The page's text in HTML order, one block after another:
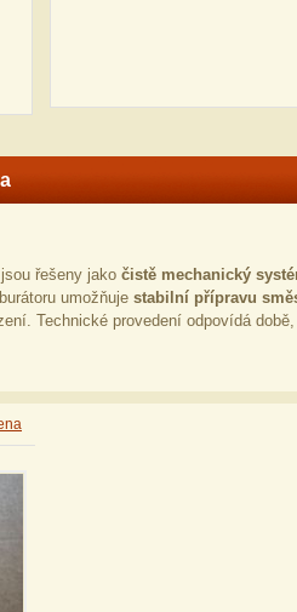
jsou řešeny jako čistě mechanický
umožňuje stabilní přípravu
Technické provedení odpovídá